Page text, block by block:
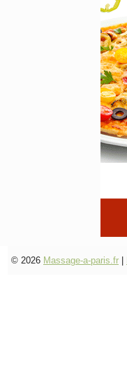
© 2026 Massage-a-paris.fr